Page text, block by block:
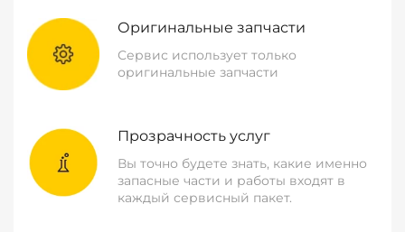
Оригинальные запчасти
Сервис использует только
оригинальные запчасти
Прозрачность услуг
Вы точно будете знать, какие именно
запасные части и работы входят в
каждый сервисный пакет.